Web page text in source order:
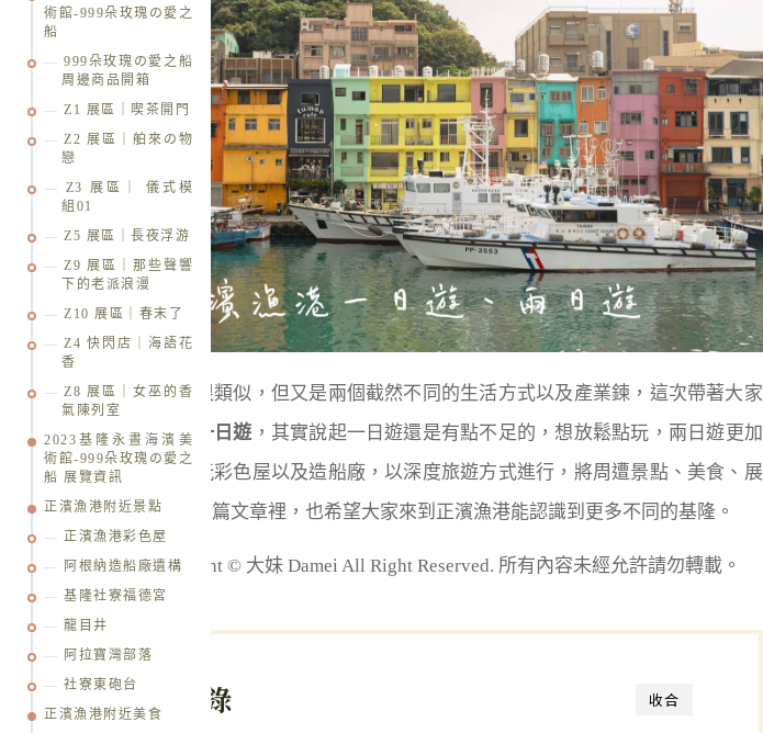
說起來基隆和高雄很類似，但又是兩個截然不同的生活方式以及產業鍊，這次帶著大家
來到基隆正濱漁港一日遊 ，其實說起一日遊還是有點不足的，想放鬆點玩，兩日遊更加
適合，我們不再只玩彩色屋以及造船廠，以深度旅遊方式進行，將周遭景點、美食、展
覽、住宿全整理在這篇文章裡，也希望大家來到正濱漁港能認識到更多不同的基隆。
版權所有 Copyright © 大妹 Damei All Right Reserved. 所有內容未經允許請勿轉載。
收合
文章目錄
術館-999朵玫瑰の愛之
船
999朵玫瑰の愛之船
周邊商品開箱
Z1 展區｜喫茶開門
Z2 展區｜舶來の物
戀
Z3 展區｜ 儀式模
組01
Z5 展區｜長夜浮游
Z9 展區｜那些聲響
下的老派浪漫
Z10 展區｜春末了
Z4 快閃店｜海語花
香
Z8 展區｜女巫的香
氣陳列室
2023基隆永晝海濱美
術館-999朵玫瑰の愛之
船 展覽資訊
正濱漁港附近景點
正濱漁港彩色屋
阿根納造船廠遺構
基隆社寮福德宮
龍目井
阿拉寶灣部落
社寮東砲台
正濱漁港附近美食